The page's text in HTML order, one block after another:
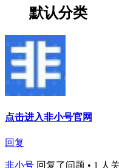
默认分类
点击进入非小号官网
回复
非小号 回复了问题 • 1 人